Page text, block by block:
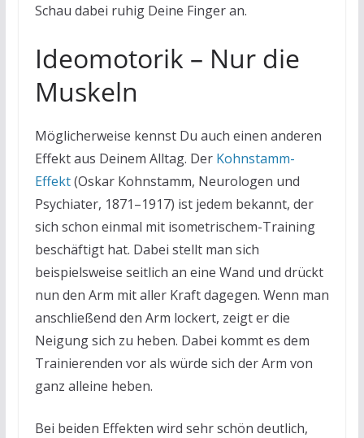
Schau dabei ruhig Deine Finger an.
Ideomotorik – Nur die
Muskeln
Möglicherweise kennst Du auch einen anderen
Effekt aus Deinem Alltag. Der Kohnstamm-
Effekt(Oskar Kohnstamm, Neurologen und
Psychiater, 1871–1917) ist jedem bekannt, der
sich schon einmal mit isometrischem-Training
beschäftigt hat. Dabei stellt man sich
beispielsweise seitlich an eine Wand und drückt
nun den Arm mit aller Kraft dagegen. Wenn man
anschließend den Arm lockert, zeigt er die
Neigung sich zu heben. Dabei kommt es dem
Trainierenden vor als würde sich der Arm von
ganz alleine heben.
Bei beiden Effekten wird sehr schön deutlich,